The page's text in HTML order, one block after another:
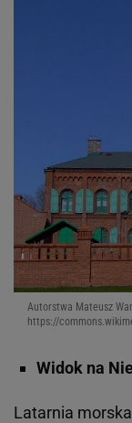
Autorstwa Mateusz
https://
Widok na
Latarnia